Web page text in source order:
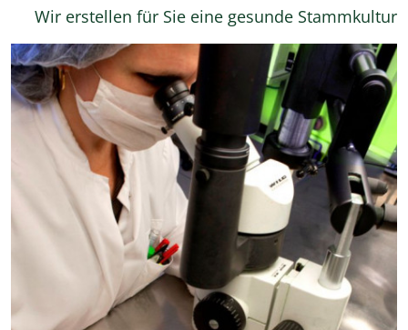
Wir erstellen für Sie eine gesunde Stammkultur